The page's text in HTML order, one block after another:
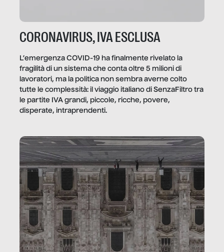
CORONAVIRUS, IVA ESCLUSA
L’emergenza COVID-19 ha finalmente rivelato la
fragilità di un sistema che conta oltre 5 milioni di
lavoratori, ma la politica non sembra averne colto
tutte le complessità: il viaggio italiano di SenzaFiltro tra
le partite IVA grandi, piccole, ricche, povere,
disperate, intraprendenti.